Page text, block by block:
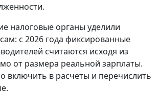
налоговые органы уделили
с 2026 года фиксированные
считаются исходя из
от размера реальной зарплаты.
включить в расчеты и перечислить